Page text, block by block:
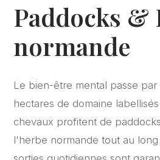
Paddocks &
normande
Le bien-être mental passe
hectares de domaine
chevaux profitent de
l'herbe normande tout au